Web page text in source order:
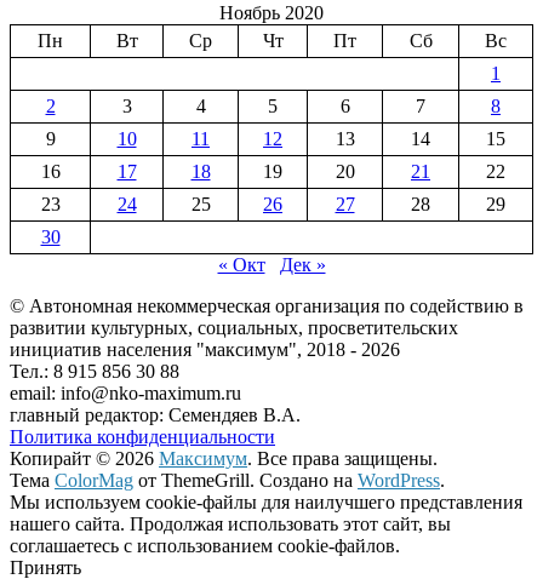
Ноябрь 2020
Пн
Вт Ср Чт Пт Сб
Вс
1
2
3 4 5 6 7
8
9
10 11 12 13 14
15
16
17 18 19 20 21
22
23
24 25 26 27 28
29
30
« Окт
Дек »
© Автономная некоммерческая организация по содействию в
развитии культурных, социальных, просветительских
инициатив населения "максимум", 2018 - 2026
Тел.: 8 915 856 30 88
email: info@nko-maximum.ru
главный редактор: Семендяев В.А.
Политика конфиденциальности
Копирайт © 2026 Максимум. Все права защищены.
Тема ColorMag от ThemeGrill. Создано на WordPress.
Мы используем cookie-файлы для наилучшего представления
нашего сайта. Продолжая использовать этот сайт, вы
соглашаетесь с использованием cookie-файлов.
Принять